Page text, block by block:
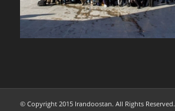
© Copyright 2015 Irandoostan. All Rights Reserved.